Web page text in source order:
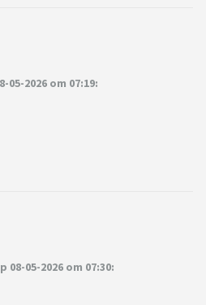
2026 om 07:19:
05-2026 om 07:30: